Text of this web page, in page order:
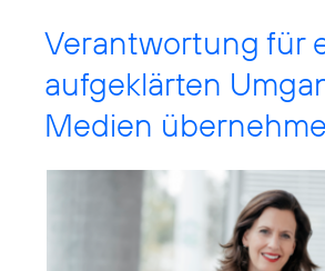
Verantwortung für
aufgeklärten
Medien